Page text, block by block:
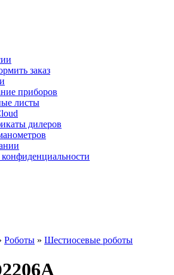
заказ
приборов
листы
дилеров
Роботы » Шестиосевые роботы